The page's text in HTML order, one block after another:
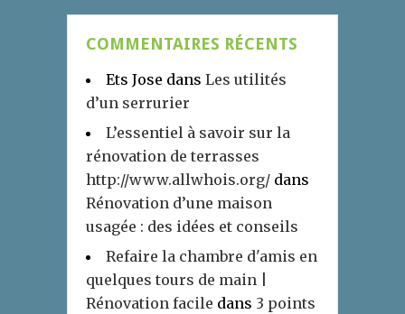
COMMENTAIRES RÉCENTS
Ets Jose dans Les utilités
d’un serrurier
L’essentiel à savoir sur la
rénovation de terrasses
http://www.allwhois.org/ dans
Rénovation d’une maison
usagée : des idées et conseils
Refaire la chambre d'amis en
quelques tours de main |
Rénovation facile dans 3 points